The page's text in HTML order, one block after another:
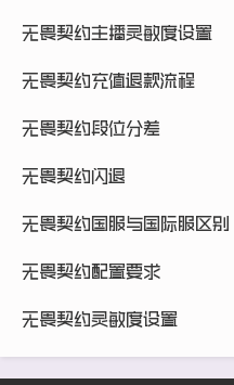
无畏契约主播灵敏度设置
无畏契约充值退款流程
无畏契约段位分差
无畏契约闪退
无畏契约国服与国际服区别
无畏契约配置要求
无畏契约灵敏度设置